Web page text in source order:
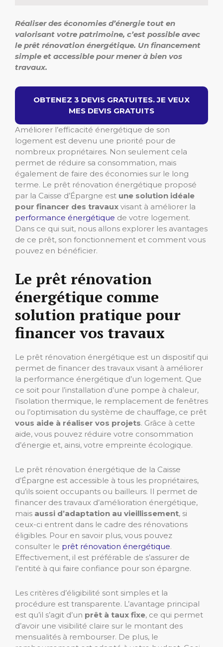
Réaliser des économies d’énergie tout en
valorisant votre patrimoine, c’est possible avec
le prêt rénovation énergétique. Un financement
simple et accessible pour mener à bien vos
travaux.
OBTENEZ 3 DEVIS GRATUITES. JE VEUX
MES DEVIS GRATUITS
Améliorer l’efficacité énergétique de son
logement est devenu une priorité pour de
nombreux propriétaires. Non seulement cela
permet de réduire sa consommation, mais
également de faire des économies sur le long
terme. Le prêt rénovation énergétique proposé
par la Caisse d’Épargne est une solution idéale
pour financer des travaux visant à améliorer la
performance énergétique de votre logement.
Dans ce qui suit, nous allons explorer les avantages
de ce prêt, son fonctionnement et comment vous
pouvez en bénéficier.
Le prêt rénovation
énergétique comme
solution pratique pour
financer vos travaux
Le prêt rénovation énergétique est un dispositif qui
permet de financer des travaux visant à améliorer
la performance énergétique d’un logement. Que
ce soit pour l’installation d’une pompe à chaleur,
l’isolation thermique, le remplacement de fenêtres
ou l’optimisation du système de chauffage, ce prêt
vous aide à réaliser vos projets. Grâce à cette
aide, vous pouvez réduire votre consommation
d’énergie et, ainsi, votre empreinte écologique.
Le prêt rénovation énergétique de la Caisse
d’Épargne est accessible à tous les propriétaires,
qu’ils soient occupants ou bailleurs. Il permet de
financer des travaux d’amélioration énergétique,
mais aussi d’adaptation au vieillissement, si
ceux-ci entrent dans le cadre des rénovations
éligibles. Pour en savoir plus, vous pouvez
consulter le prêt rénovation énergétique.
Effectivement, il est préférable de s’assurer de
l’entité à qui faire confiance pour son épargne.
Les critères d’éligibilité sont simples et la
procédure est transparente. L’avantage principal
est qu’il s’agit d’un prêt à taux fixe, ce qui permet
d’avoir une visibilité claire sur le montant des
mensualités à rembourser. De plus, le